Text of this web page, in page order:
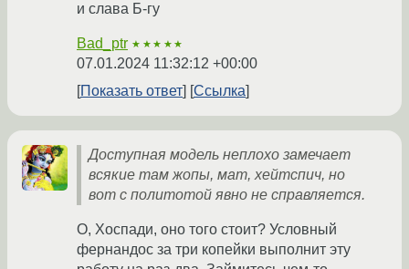
и слава Б-гу
Bad_ptr ★★★★★
07.01.2024 11:32:12 +00:00
Показать ответ
Ссылка
Доступная модель неплохо замечает
всякие там жопы, мат, хейтспич, но
вот с политотой явно не справляется.
О, Хоспади, оно того стоит? Условный
фернандос за три копейки выполнит эту